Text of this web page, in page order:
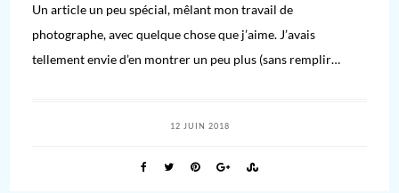
Un article un peu spécial, mêlant mon travail de
photographe, avec quelque chose que j’aime. J’avais
tellement envie d’en montrer un peu plus (sans remplir…
12 JUIN 2018